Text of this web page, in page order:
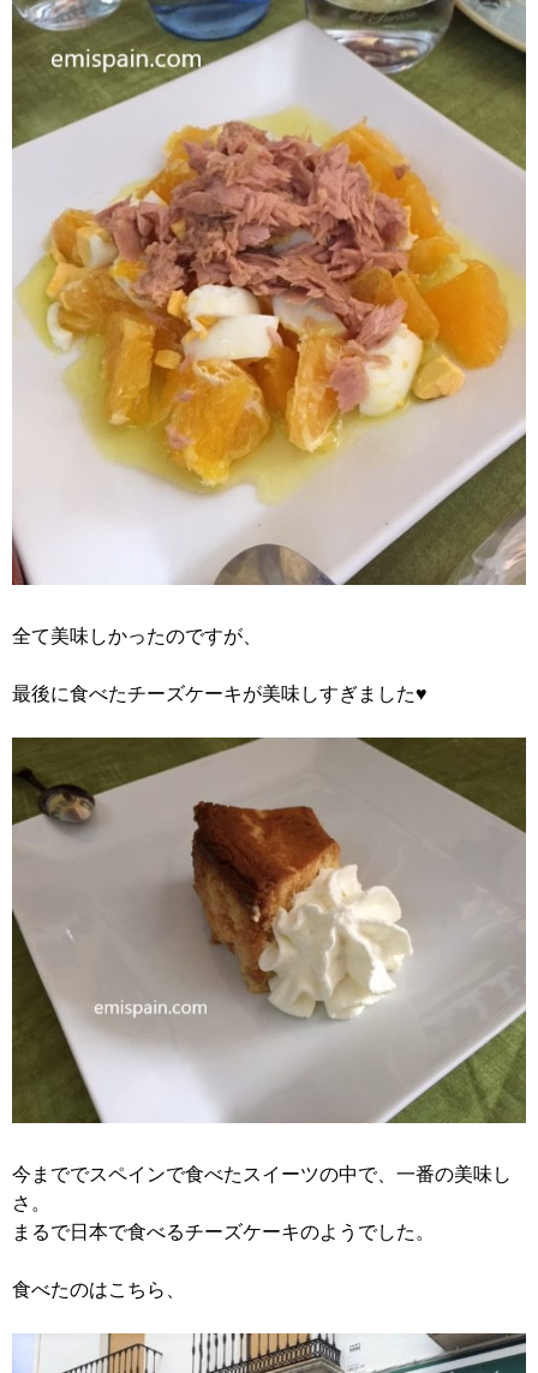
全て美味しかったのですが、
最後に食べたチーズケーキが美味しすぎました♥
今まででスペインで食べたスイーツの中で、一番の美味し
さ。
まるで日本で食べるチーズケーキのようでした。
食べたのはこちら、